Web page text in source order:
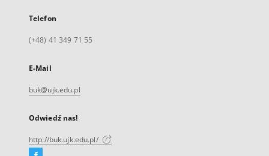
Telefon
(+48) 41 349 71 55
E-Mail
buk@ujk.edu.pl
Odwiedź nas!
http://buk.ujk.edu.pl/
Facebook